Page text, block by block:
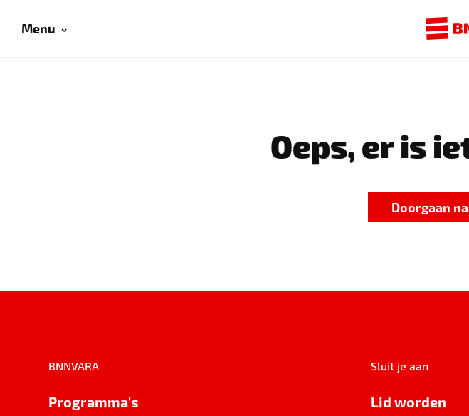
Menu
Oeps, er is
Doorgaan
BNNVARA
Programma's
Sluit je aan
Lid worden